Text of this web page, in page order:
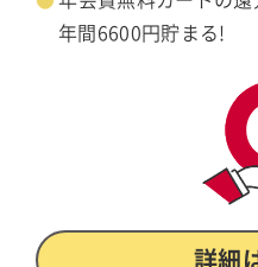
年間6600円貯まる!
詳細